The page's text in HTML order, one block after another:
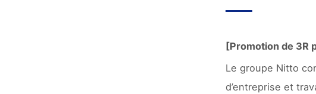
[Promotion de 3R
Le groupe Nitto
d’entreprise et